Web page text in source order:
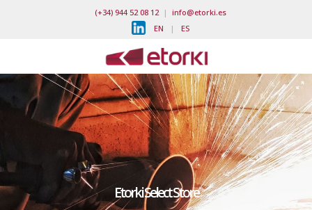
(+34) 944 52 08 12| info@etorki.es
EN | ES
Etorki Select Store